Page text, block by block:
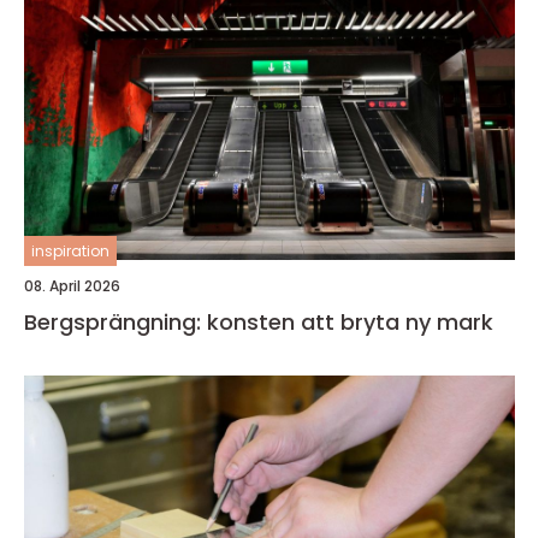
inspiration
08. April 2026
Bergsprängning: konsten att bryta ny mark